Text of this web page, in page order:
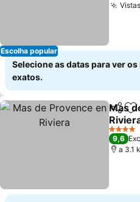
Escolha popular
Selecione as datas para ver
exatos.
Mas
Ver
4 Estrelas
9,6
a 3.1